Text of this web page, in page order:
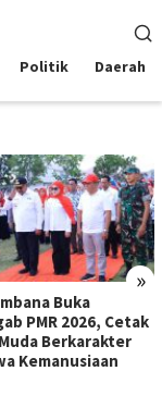
Politik Daerah
»
Buka
PMR 2026, Cetak
Berkarakter
Kemanusiaan